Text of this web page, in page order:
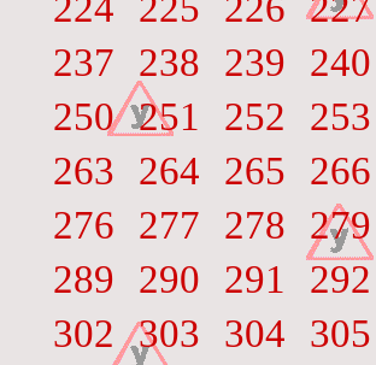
237
238 239 240
250 251 252 253
263
264 265 266
276
277 278 279
289
290 291 292
302
303 304 305